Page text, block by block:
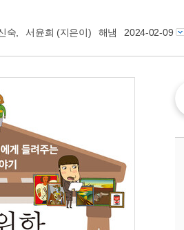
숙 서윤희 (지은이) 해냄 2024-02-09